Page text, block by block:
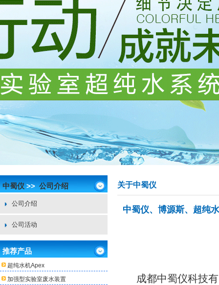
中蜀仪>>公司介绍
公司介绍
公司活动
推荐产品
超纯水机Apex
加强型实验室废水装置
关于中蜀仪
中蜀仪、博源斯、超纯
成都中蜀仪科技